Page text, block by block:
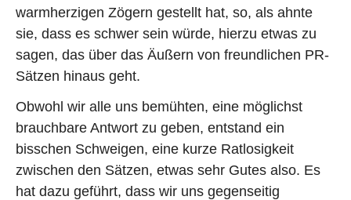
warmherzigen Zögern gestellt hat, so, als ahnte
sie, dass es schwer sein würde, hierzu etwas zu
sagen, das über das Äußern von freundlichen PR-
Sätzen hinaus geht.
Obwohl wir alle uns bemühten, eine möglichst
brauchbare Antwort zu geben, entstand ein
bisschen Schweigen, eine kurze Ratlosigkeit
zwischen den Sätzen, etwas sehr Gutes also. Es
hat dazu geführt, dass wir uns gegenseitig